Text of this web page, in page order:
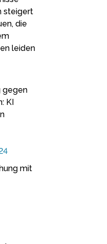
steigert
die
leiden
gegen
KI
mit